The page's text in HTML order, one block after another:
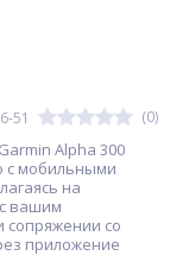
51 (0)
Alpha 300
с мобильными
на
вашим
сопряжении со
приложение